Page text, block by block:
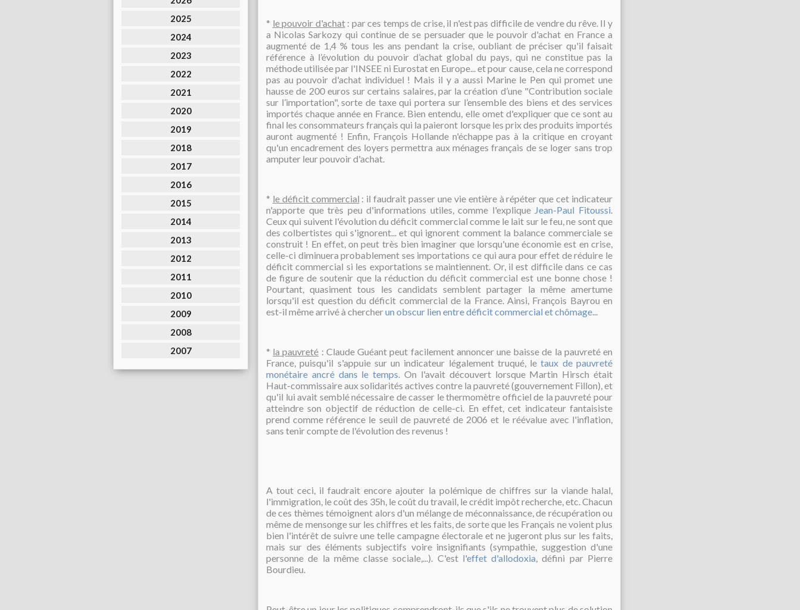
2025
2024
2023
2022
2021
2020
2019
2018
2017
2016
2015
2014
2013
2012
2011
2010
2009
2008
2007
* le pouvoir d'achat: par ces temps de crise, il n'est pas difficile de vendre du rêve. Il y
a Nicolas Sarkozy qui continue de se persuader que le pouvoir d'achat en France a
augmenté de 1,4 % tous les ans pendant la crise, oubliant de préciser qu'il faisait
référence à l’évolution du pouvoir d’achat global du pays, qui ne constitue pas la
méthode utilisée par l'INSEE ni Eurostat en Europe... et pour cause, cela ne correspond
pas au pouvoir d'achat individuel ! Mais il y a aussi Marine le Pen qui promet une
hausse de 200 euros sur certains salaires, par la création d’une "Contribution sociale
sur l’importation", sorte de taxe qui portera sur l’ensemble des biens et des services
importés chaque année en France. Bien entendu, elle omet d'expliquer que ce sont au
final les consommateurs français qui la paieront lorsque les prix des produits importés
auront augmenté ! Enfin, François Hollande n'échappe pas à la critique en croyant
qu'un encadrement des loyers permettra aux ménages français de se loger sans trop
amputer leur pouvoir d'achat.
* le déficit commercial : il faudrait passer une vie entière à répéter que cet indicateur
n'apporte que très peu d'informations utiles, comme l'explique Jean-Paul Fitoussi.
Ceux qui suivent l'évolution du déficit commercial comme le lait sur le feu, ne sont que
des colbertistes qui s'ignorent... et qui ignorent comment la balance commerciale se
construit ! En effet, on peut très bien imaginer que lorsqu'une économie est en crise,
celle-ci diminuera probablement ses importations ce qui aura pour effet de réduire le
déficit commercial si les exportations se maintiennent. Or, il est difficile dans ce cas
de figure de soutenir que la réduction du déficit commercial est une bonne chose !
Pourtant, quasiment tous les candidats semblent partager la même amertume
lorsqu'il est question du déficit commercial de la France. Ainsi, François Bayrou en
est-il même arrivé à chercherun obscur lien entre déficit commercial et chômage...
* la pauvreté : Claude Guéant peut facilement annoncer une baisse de la pauvreté en
France, puisqu'il s'appuie sur un indicateur légalement truqué, letaux de pauvreté
monétaire ancré dans le temps. On l'avait découvert lorsque Martin Hirsch était
Haut-commissaire aux solidarités actives contre la pauvreté (gouvernement Fillon), et
qu'il lui avait semblé nécessaire de casser le thermomètre officiel de la pauvreté pour
atteindre son objectif de réduction de celle-ci. En effet,cet indicateur fantaisiste
prend comme référence le seuil de pauvreté de 2006 et le réévalue avec l'inflation,
sans tenir compte de l'évolution des revenus !
A tout ceci, il faudrait encore ajouter la polémique de chiffres sur la viande halal,
l'immigration, le coût des 35h, le coût du travail, le crédit impôt recherche, etc. Chacun
de ces thèmes témoignent alors d'un mélange de méconnaissance, de récupération ou
même de mensonge sur les chiffres et les faits, de sorte que les Français ne voient plus
bien l'intérêt de suivre une telle campagne électorale et ne jugeront plus sur les faits,
mais sur des éléments subjectifs voire insignifiants (sympathie, suggestion d'une
personne de la même classe sociale,...). C'est l'effet d'allodoxia, défini par Pierre
Bourdieu.